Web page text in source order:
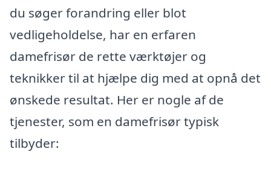
du søger forandring eller blot
vedligeholdelse, har en erfaren
damefrisør de rette værktøjer og
teknikker til at hjælpe dig med at opnå det
ønskede resultat. Her er nogle af de
tjenester, som en damefrisør typisk
tilbyder: